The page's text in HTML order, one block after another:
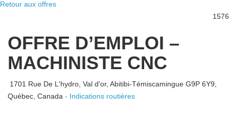
Retour aux offres
1576
OFFRE D’EMPLOI –
MACHINISTE CNC
1701 Rue De L'hydro, Val d'or, Abitibi-Témiscamingue G9P 6Y9,
Québec, Canada - Indications routières